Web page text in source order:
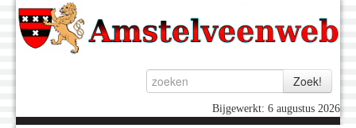
Bijgewerkt: 6 augustus 2026